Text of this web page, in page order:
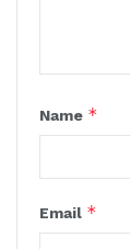
Name *
Email *